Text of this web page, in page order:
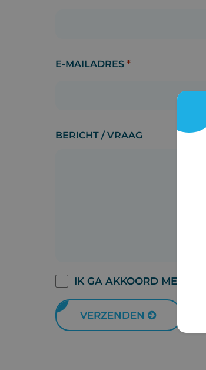
E-MAILADRES *
BERICHT / VRAAG
TOESTEMMING
PRIVACYBELEID
*
IK GA AKKOORD MET HET
VERZENDEN